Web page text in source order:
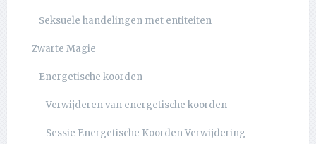
Seksuele handelingen met entiteiten
Zwarte Magie
Energetische koorden
Verwijderen van energetische koorden
Sessie Energetische Koorden Verwijdering